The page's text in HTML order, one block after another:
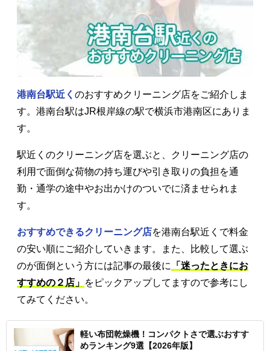
港南台駅近く のおすすめクリーニング店をご紹介しま
す。港南台駅はJR根岸線の駅で横浜市港南区にありま
す。
駅近くのクリーニング店を選ぶと、クリーニング店の
利用で面倒な荷物の持ち運びや引き取りの負担を通
勤・通学の途中やお出かけのついでに済ませられま
す。
おすすめできるクリーニング店を港南台駅近くで料金
の安い順にご紹介していきます。また、比較して選ぶ
のが面倒という方には記事の最後に
「迷ったときにお
すすめの２店」 をピックアップしてますので参考にし
てみてください。
軽い布団乾燥機！コンパクトさで選ぶおすす
めランキング9選【2026年版】